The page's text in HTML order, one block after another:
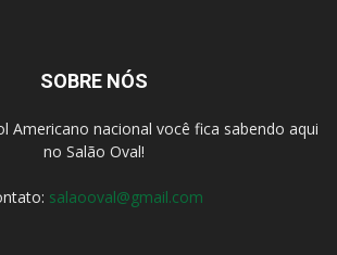
SOBRE NÓS
Americano nacional você fica sabendo aqui
no Salão Oval!
salaooval@gmail.com